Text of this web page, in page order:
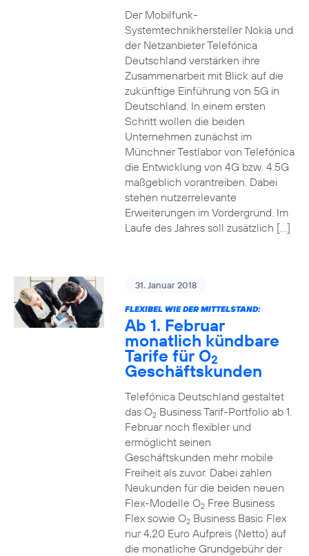
Der Mobilfunk-
Systemtechnikhersteller Nokia und
der Netzanbieter Telefónica
Deutschland verstärken ihre
Zusammenarbeit mit Blick auf die
zukünftige Einführung von 5G in
Deutschland. In einem ersten
Schritt wollen die beiden
Unternehmen zunächst im
Münchner Testlabor von Telefónica
die Entwicklung von 4G bzw. 4.5G
maßgeblich vorantreiben. Dabei
stehen nutzerrelevante
Erweiterungen im Vordergrund. Im
Laufe des Jahres soll zusätzlich […]
31. Januar 2018
FLEXIBEL WIE DER MITTELSTAND:
Ab 1. Februar
monatlich kündbare
Tarife für O2
Geschäftskunden
Telefónica Deutschland gestaltet
das O2Business Tarif-Portfolio ab 1.
Februar noch flexibler und
ermöglicht seinen
Geschäftskunden mehr mobile
Freiheit als zuvor. Dabei zahlen
Neukunden für die beiden neuen
Flex-Modelle O2Free Business
Flex sowie O2Business Basic Flex
nur 4,20 Euro Aufpreis (Netto) auf
die monatliche Grundgebühr der